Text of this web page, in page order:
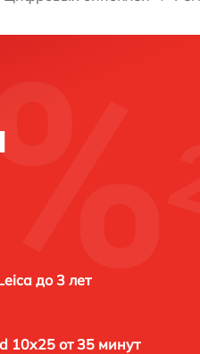
до 3 лет
10x25 от 35 минут